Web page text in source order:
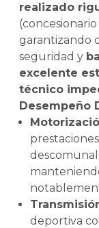
realizado
garantizando
seguridad y
excelente
técnico
Desempeño
deportiva